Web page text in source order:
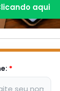
aqui
*